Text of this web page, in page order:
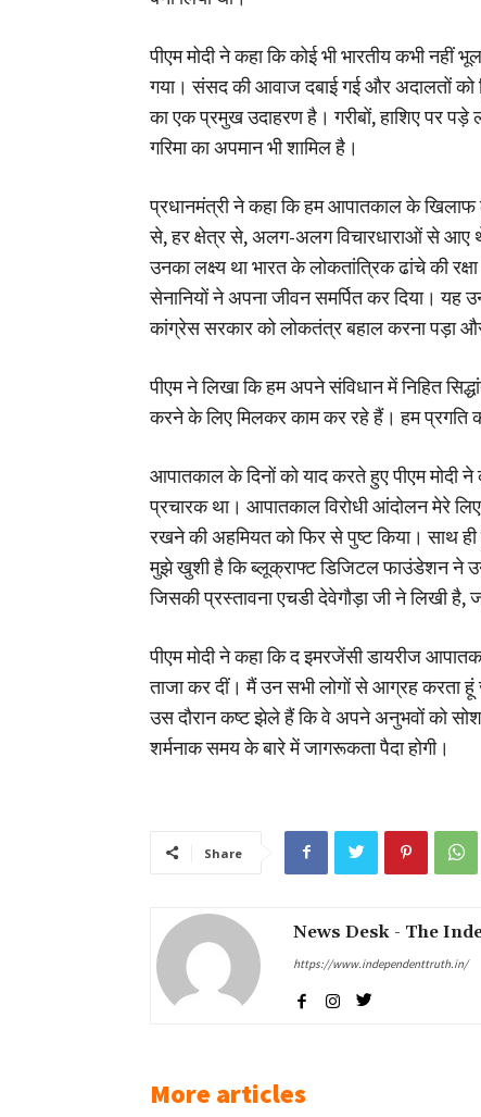
पीएम मोदी ने कहा कि कोई भी भारतीय कभी
गया। संसद की आवाज दबाई गई और अदालतों को
का एक प्रमुख उदाहरण है। गरीबों, हाशिए पर पड़े
गरिमा का अपमान भी शामिल है।
प्रधानमंत्री ने कहा कि हम आपातकाल के
से, हर क्षेत्र से, अलग-अलग विचारधाराओं से आए
उनका लक्ष्य था भारत के लोकतांत्रिक ढांचे की
सेनानियों ने अपना जीवन समर्पित कर दिया। यह
कांग्रेस सरकार को लोकतंत्र बहाल करना पड़ा
पीएम ने लिखा कि हम अपने संविधान में निहित
करने के लिए मिलकर काम कर रहे हैं। हम प्रगति
आपातकाल के दिनों को याद करते हुए पीएम
प्रचारक था। आपातकाल विरोधी आंदोलन मेरे
रखने की अहमियत को फिर से पुष्ट किया। साथ
मुझे खुशी है कि ब्लूक्राफ्ट डिजिटल फाउंडेशन ने
जिसकी प्रस्तावना एचडी देवेगौड़ा जी ने लिखी
पीएम मोदी ने कहा कि द इमरजेंसी डायरीज
ताजा कर दीं। मैं उन सभी लोगों से आग्रह करता
उस दौरान कष्ट झेले हैं कि वे अपने अनुभवों को
शर्मनाक समय के बारे में जागरूकता पैदा होगी।
Share
News Desk - The
https://www.independenttruth.in/
More articles